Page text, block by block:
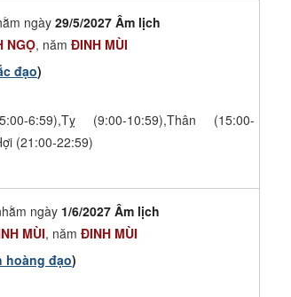
ngày29/5/2027 Âm lịch
NGỌ, năm ĐINH MÙI
đạo)
6:59),Tỵ (9:00-10:59),Thân (15:00-
(21:00-22:59)
ngày 1/6/2027 Âm lịch
MÙI, năm ĐINH MÙI
hoàng đạo)